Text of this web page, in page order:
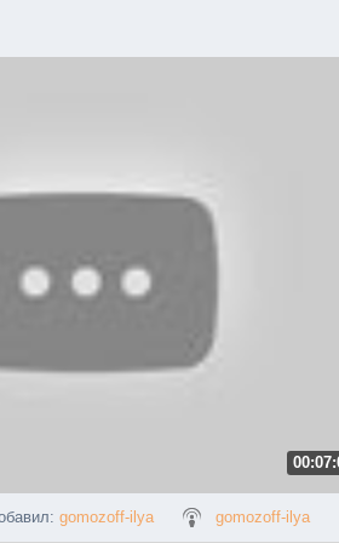
: gomozoff-ilya gomozoff-ilya